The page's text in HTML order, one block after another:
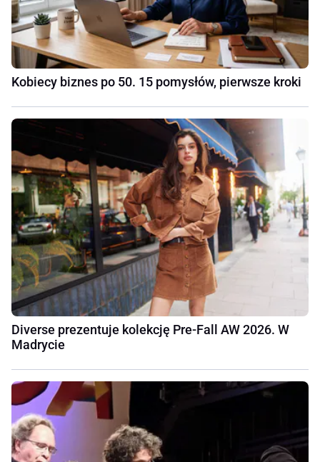
Kobiecy biznes po 50. 15 pomysłów, pierwsze kroki
Diverse prezentuje kolekcję Pre-Fall AW 2026. W
Madrycie